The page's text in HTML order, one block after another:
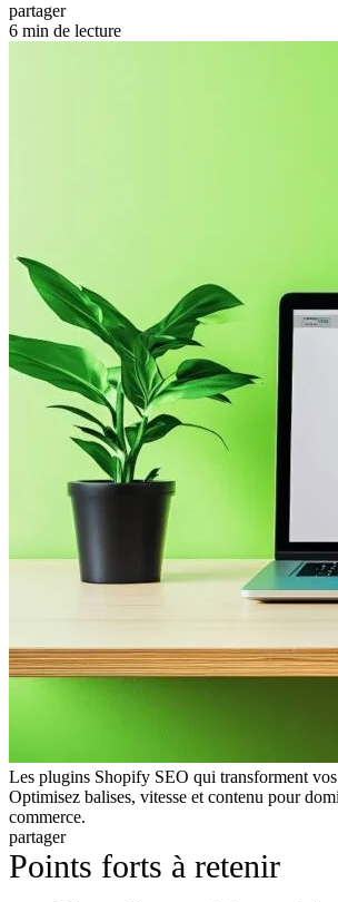
partager
6 min de lecture
Les plugins Shopify SEO qui transforment vos
Optimisez balises, vitesse et contenu pour
commerce.
partager
Points forts à retenir